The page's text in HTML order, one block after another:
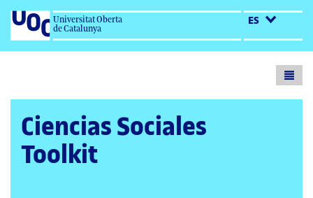
Universitat Oberta
de Catalunya
ES
Ciencias Sociales
Toolkit